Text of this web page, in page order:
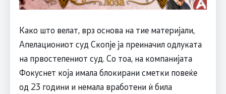
Како што велат, врз основа на тие материјали,
Апелациониот суд Скопје ја преиначил одлуката
на првостепениот суд. Со тоа, на компанијата
Фокуснет која имала блокирани сметки повеќе
од 23 години и немала вработени ѝ била